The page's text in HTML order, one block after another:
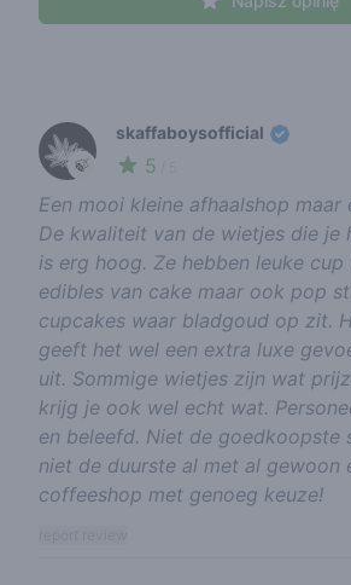
🍃
skaffaboysofficial
5
Een mooi kleine afhaalshop maar
De kwaliteit van de wietjes die je
is erg hoog. Ze hebben leuke cup
edibles van cake maar ook pop
cupcakes waar bladgoud op zit.
geeft het wel een extra luxe
uit. Sommige wietjes zijn wat
krijg je ook wel echt wat.
en beleefd. Niet de goedkoopste
niet de duurste al met al gewoon
coffeeshop met genoeg keuze!